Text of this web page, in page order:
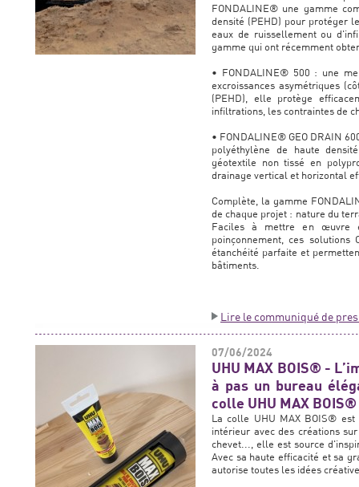
FONDALINE® une gamme
densité (PEHD) pour protéger
eaux de ruissellement ou
gamme qui ont récemment
• FONDALINE® 500 : une
excroissances asymétriques
(PEHD), elle protège
infiltrations, les contraintes de
• FONDALINE® GEO DRAIN
polyéthylène de haute
géotextile non tissé en
drainage vertical et horizontal
Complète, la gamme
de chaque projet : nature du
Faciles à mettre en œuvre
poinçonnement, ces solutions
étanchéité parfaite et
bâtiments.
Lire le communiqué de
07/06/2024
UHU MAX BOIS® -
à pas un bureau
colle UHU MAX BOIS®
La colle UHU MAX BOIS®
intérieur avec des créations
chevet..., elle est source
Avec sa haute efficacité et sa
autorise toutes les idées